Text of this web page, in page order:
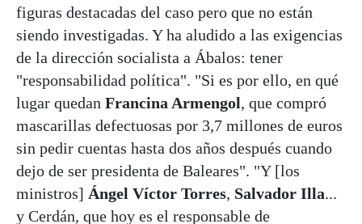
figuras destacadas del caso pero que no están
siendo investigadas. Y ha aludido a las exigencias
de la dirección socialista a Ábalos: tener
"responsabilidad política". "Si es por ello, en qué
lugar quedan Francina Armengol, que compró
mascarillas defectuosas por 3,7 millones de euros
sin pedir cuentas hasta dos años después cuando
dejo de ser presidenta de Baleares". "Y [los
ministros] Ángel Víctor Torres, Salvador Illa...
y Cerdán, que hoy es el responsable de